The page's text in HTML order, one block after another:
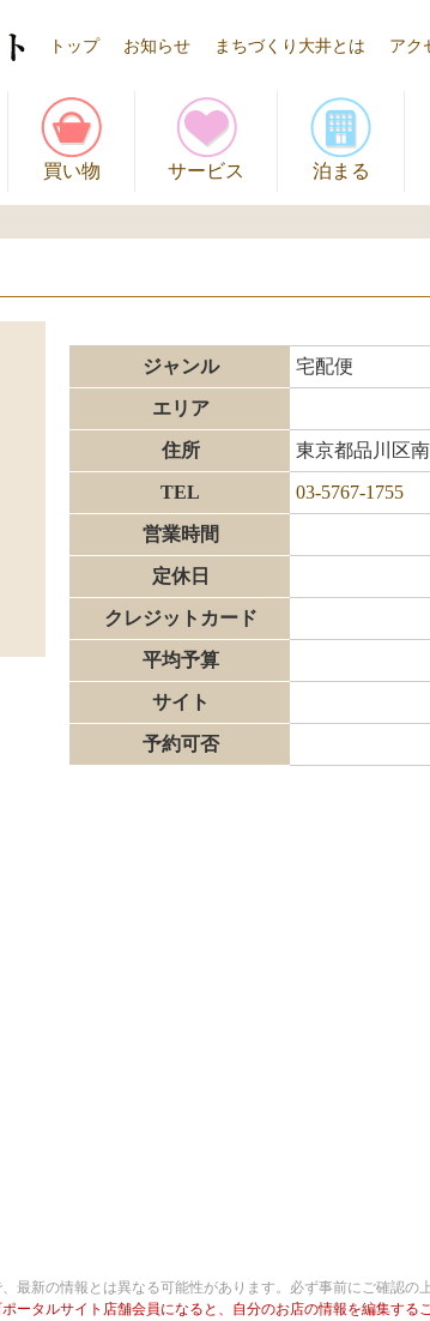
トップ お知らせ まちづくり大井とは アク
買い物 サービス 泊まる
ジャンル 宅配便
エリア
住所 東京都品川区
TEL 03-5767-1755
営業時間
定休日
クレジットカード
平均予算
サイト
予約可否
新の情報とは異なる可能性があります。必ず事前にご確認の
タルサイト店舗会員になると、自分のお店の情報を編集する